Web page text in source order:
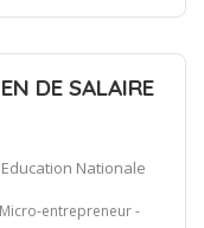
DE SALAIRE
Nationale
entrepreneur -